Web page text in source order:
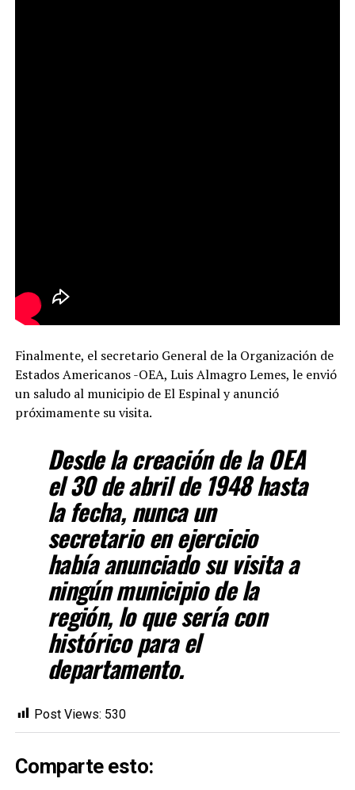
Finalmente, el secretario General de la Organización de
Estados Americanos -OEA, Luis Almagro Lemes, le envió
un saludo al municipio de El Espinal y anunció
próximamente su visita.
Desde la creación de la OEA
el 30 de abril de 1948 hasta
la fecha, nunca un
secretario en ejercicio
había anunciado su visita a
ningún municipio de la
región, lo que sería con
histórico para el
departamento.
Post Views: 530
Comparte esto: